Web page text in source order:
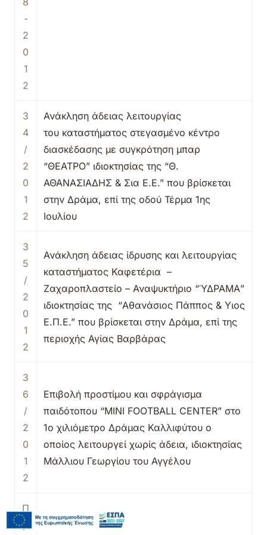
-
2
0
1
2
3
4
/
2
0
1
2
Ανάκληση άδειας λειτουργίας
του καταστήματος στεγασμένο κέντρο
διασκέδασης με συγκρότηση μπαρ
“ΘΕΑΤΡΟ” ιδιοκτησίας της “Θ.
ΑΘΑΝΑΣΙΑΔΗΣ & Σια Ε.Ε.” που βρίσκεται
στην Δράμα, επί της οδού Τέρμα 1ης
Ιουλίου
3
5
/
2
0
1
2
Ανάκληση άδειας ίδρυσης και λειτουργίας
καταστήματος Καφετέρια –
Ζαχαροπλαστείο – Αναψυκτήριο “ΎΔΡΑΜΑ”
ιδιοκτησίας της “Αθανάσιος Πάππος & Υιος
Ε.Π.Ε.” που βρίσκεται στην Δράμα, επί της
περιοχής Αγίας Βαρβάρας
3
6
/
2
0
1
2
Επιβολή προστίμου και σφράγισμα
παιδότοπου “MINI FOOTBALL CENTER” στο
1ο χιλιόμετρο Δράμας Καλλιφύτου ο
οποίος λειτουργεί χωρίς άδεια, ιδιοκτησίας
Μάλλιου Γεωργίου του Αγγέλου
Π
ρ